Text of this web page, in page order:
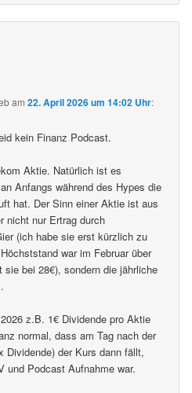
am22. April 2026 um 14:02 Uhr:
kein Finanz Podcast.
Aktie. Natürlich ist es
Anfangs während des Hypes die
hat. Der Sinn einer Aktie ist aus
nicht nur Ertrag durch
(ich habe sie erst kürzlich zu
war im Februar über
sie bei 28€), sondern die jährliche
z.B. 1€ Dividende pro Aktie
normal, dass am Tag nach der
Dividende) der Kurs dann fällt,
und Podcast Aufnahme war.